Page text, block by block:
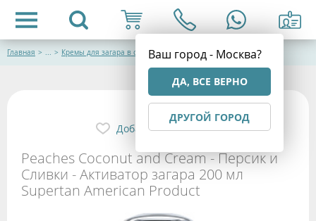
Ваш город - Москва?
ДА, ВСЕ ВЕРНО
ДРУГОЙ ГОРОД
Главная > ... > Кремы для загара в солярии
Peaches Coconut and Cream - Персик и
Сливки - Активатор загара 200 мл
Supertan American Product
Добавить в избранное